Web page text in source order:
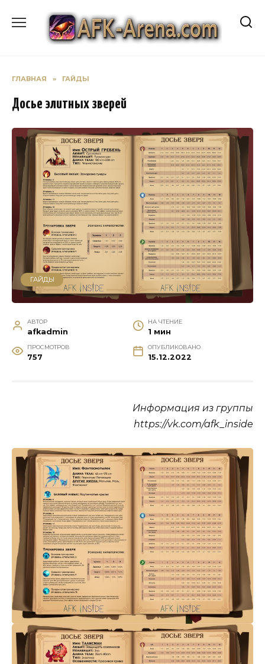
содержанию
ГЛАВНАЯ » ГАЙДЫ
Досье элитных зверей
ГАЙДЫ
АВТОР
afkadmin
НА ЧТЕНИЕ
1 мин
ПРОСМОТРОВ
757
ОПУБЛИКОВАНО
15.12.2022
Информация из группы
https://vk.com/afk_inside